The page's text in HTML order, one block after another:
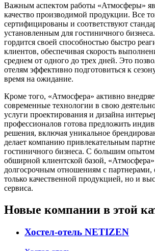
Важным аспектом работы «Атмосферы»
качество производимой продукции. Все
сертифицированы и соответствуют
установленным для гостиничного
гордится своей способностью быстро
клиентов, обеспечивая скорость
среднем от одного до трех дней. Это
отелям эффективно подготовиться к
время на ожидание.
Кроме того, «Атмосфера» активно
современные технологии в свою
услуги проектирования и дизайна
профессионалов готова предложить
решения, включая уникальное
делает компанию привлекательным
гостиничного бизнеса. С большим
обширной клиентской базой, «Атмосфера»
долгосрочным отношениям с партнерами,
только качественной продукцией, но и
сервиса.
Новые компании в этой
Хостел-отель NETIZEN